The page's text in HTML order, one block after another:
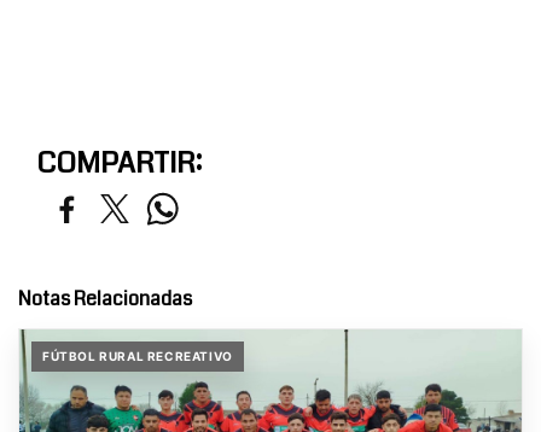
COMPARTIR:
Notas Relacionadas
FÚTBOL RURAL RECREATIVO